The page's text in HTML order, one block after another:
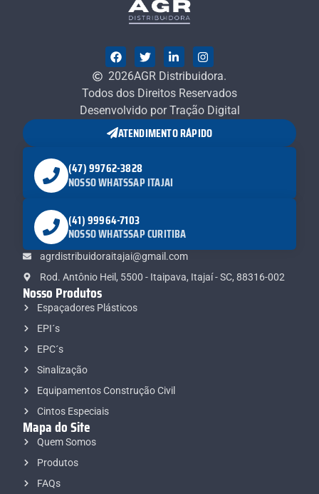
2026AGR Distribuidora.
Todos dos Direitos Reservados
Desenvolvido por Tração Digital
Nosso Produtos
Espaçadores Plásticos
EPI´s
EPC´s
Sinalização
Equipamentos Construção Civil
Cintos Especiais
Mapa do Site
Quem Somos
Produtos
FAQs
ATENDIMENTO RÁPIDO
(47) 99762-3828
NOSSO WHATSSAP ITAJAI
(41) 99964-7103
NOSSO WHATSSAP CURITIBA
agrdistribuidoraitajai@gmail.com
Rod. Antônio Heil, 5500 - Itaipava, Itajaí - SC, 88316-002